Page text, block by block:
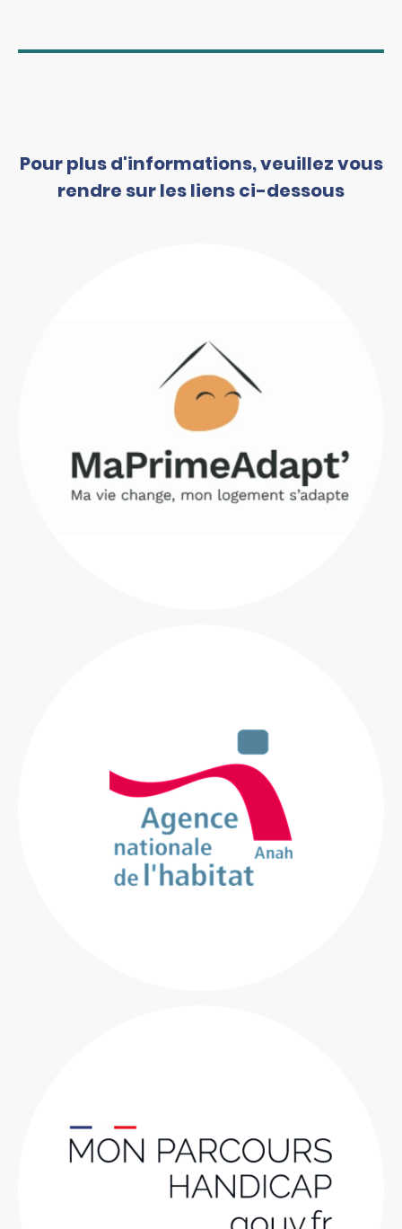
Pour plus d'informations, veuillez vous
rendre sur les liens ci-dessous